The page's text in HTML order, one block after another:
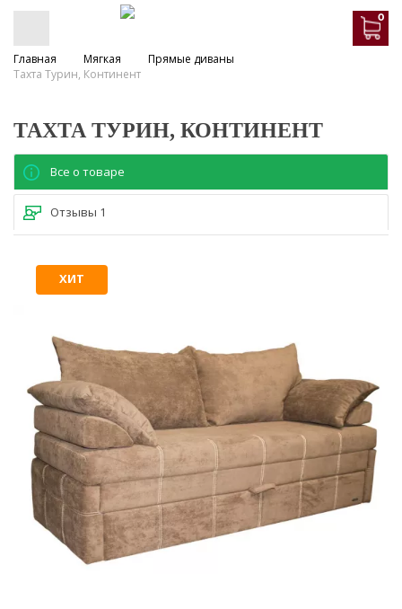
0
Главная Мягкая
Прямые диваны
Тахта Турин, Континент
ТАХТА ТУРИН, КОНТИНЕНТ
Все о товаре
Отзывы 1
ХИТ